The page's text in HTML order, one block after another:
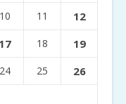
10 11 12
17 18 19
24 25 26